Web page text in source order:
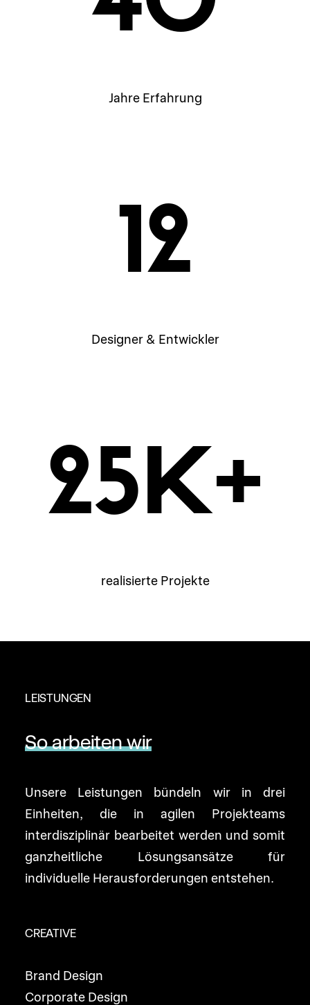
Jahre Erfahrung
12
Designer & Entwickler
25K+
realisierte Projekte
LEISTUNGEN
Soarbeitenwir
Unsere Leistungen bündeln wir in drei
Einheiten, die in agilen Projekteams
interdisziplinär bearbeitet werden und somit
ganzheitliche Lösungsansätze für
individuelle Herausforderungen entstehen.
CREATIVE
Brand Design
Corporate Design